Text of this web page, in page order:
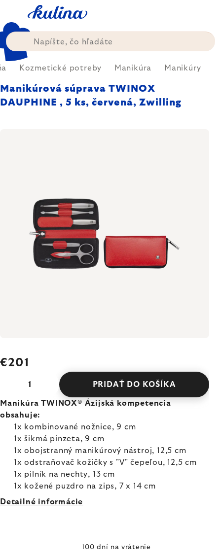
obsah
Kozmetické potreby Manikúra Manikúry
Manikúrová súprava TWINOX
DAUPHINE , 5 ks, červená, Zwilling
€201
PRIDAŤ DO KOŠÍKA
Manikúra TWINOX® Ázijská kompetencia
obsahuje:
1x kombinované nožnice, 9 cm
1x šikmá pinzeta, 9 cm
1x obojstranný manikúrový nástroj, 12,5 cm
1x odstraňovač kožičky s "V" čepeľou, 12,5 cm
1x pilník na nechty, 13 cm
1x kožené puzdro na zips, 7 x 14 cm
Detailné informácie
100 dní na vrátenie